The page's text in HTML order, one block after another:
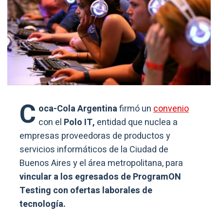
C oca-Cola Argentinafirmó unconvenio
con el Polo IT, entidad que nuclea a
empresas proveedoras de productos y
servicios informáticos de la Ciudad de
Buenos Aires y el área metropolitana, para
vincular a los egresados de ProgramON
Testing con ofertas laborales de
tecnología.